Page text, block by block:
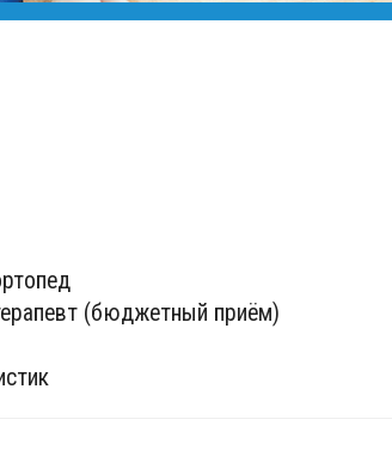
(бюджетный приём)